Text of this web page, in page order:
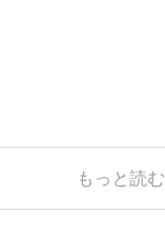
もっと読む